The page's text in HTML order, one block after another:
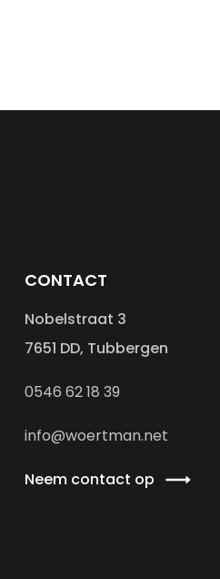
CONTACT
Nobelstraat 3
7651 DD, Tubbergen
0546 62 18 39
info@woertman.net
Neem contact op